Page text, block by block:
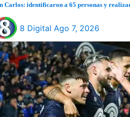
Carlos: identificaron a 65 personas y
8 Digital Ago 7, 2026